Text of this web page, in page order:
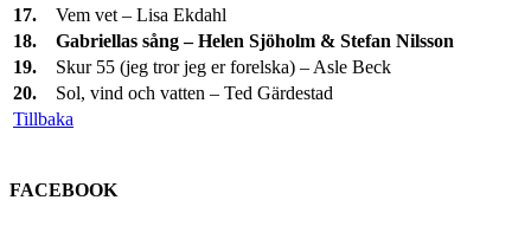
17. Vem vet – Lisa Ekdahl
18. Gabriellas sång – Helen Sjöholm & Stefan Nilsson
19. Skur 55 (jeg tror jeg er forelska) – Asle Beck
20. Sol, vind och vatten – Ted Gärdestad
Tillbaka
FACEBOOK